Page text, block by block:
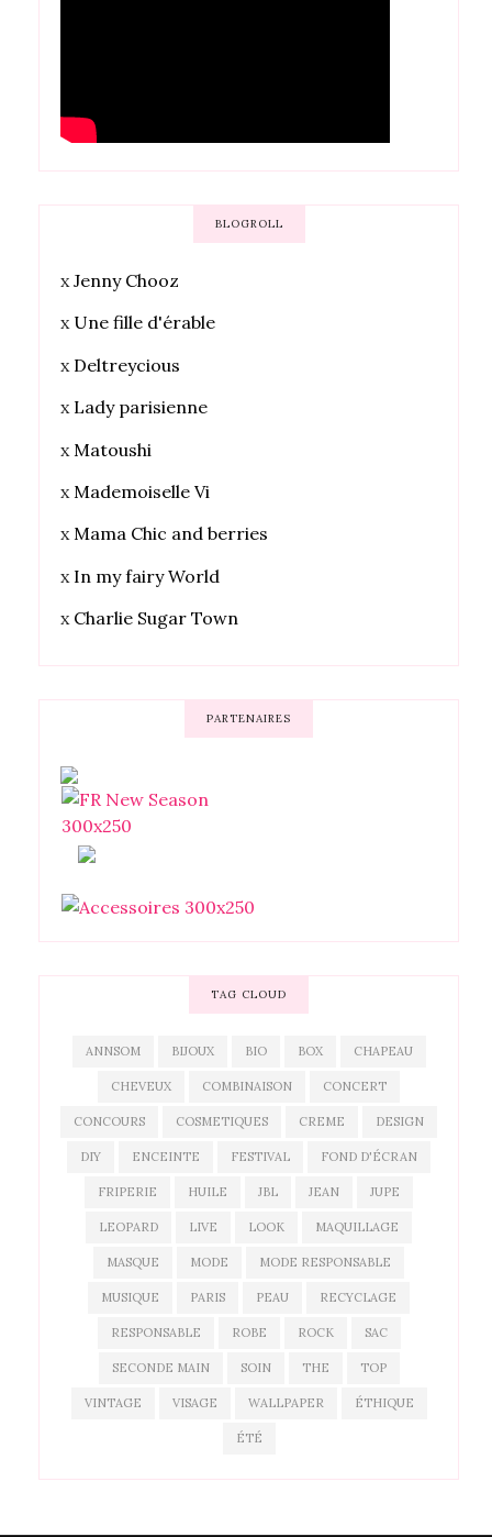
BLOGROLL
x Jenny Chooz
x Une fille d'érable
x Deltreycious
x Lady parisienne
x Matoushi
x Mademoiselle Vi
xMama Chic and berries
x In my fairy World
x Charlie Sugar Town
PARTENAIRES
TAG CLOUD
ANNSOM BIJOUX BIO BOX CHAPEAU
CHEVEUX COMBINAISON CONCERT
CONCOURS COSMETIQUES CREME DESIGN
DIY ENCEINTE FESTIVAL FOND D'ÉCRAN
FRIPERIE HUILE JBL JEAN JUPE
LEOPARD LIVE LOOK MAQUILLAGE
MASQUE MODE MODE RESPONSABLE
MUSIQUE PARIS PEAU RECYCLAGE
RESPONSABLE ROBE ROCK SAC
SECONDE MAIN SOIN THE TOP
VINTAGE VISAGE WALLPAPER ÉTHIQUE
ÉTÉ